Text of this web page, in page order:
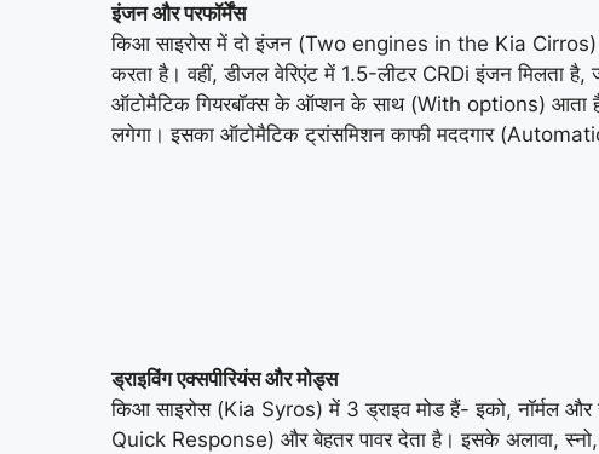
इंजन और परफॉर्मेंस
किआ साइरोस में दो इंजन (Two engines in the Kia Cirros)
करता है। वहीं, डीजल वेरिएंट में 1.5-लीटर CRDi इंजन मिलता
ऑटोमैटिक गियरबॉक्स के ऑप्शन के साथ (With options)
लगेगा। इसका ऑटोमैटिक ट्रांसमिशन काफी मददगार
ड्राइविंग एक्सपीरियंस और मोड्स
किआ साइरोस (Kia Syros) में 3 ड्राइव मोड हैं- इको, नॉर्मल
Quick Response) और बेहतर पावर देता है। इसके अलावा,